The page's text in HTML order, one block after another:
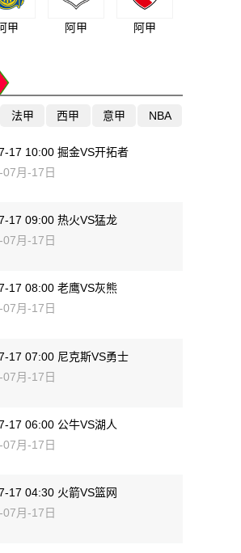
甲 阿甲 阿甲
法甲 西甲 意甲 NBA
17 10:00 掘金VS开拓者
月-17日
17 09:00 热火VS猛龙
月-17日
17 08:00 老鹰VS灰熊
月-17日
17 07:00 尼克斯VS勇士
月-17日
17 06:00 公牛VS湖人
月-17日
17 04:30 火箭VS篮网
月-17日